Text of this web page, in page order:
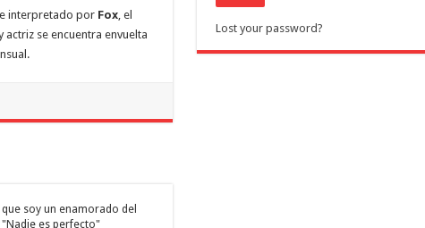
interpretado porFox, el
actriz se encuentra envuelta
soy un enamorado del
es perfecto"
Lost your password?